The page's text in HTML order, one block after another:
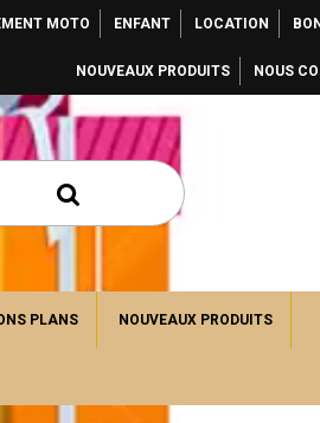
MOTO ENFANT LOCATION
NOUVEAUX PRODUITS NOUS
PLANS NOUVEAUX PRODUITS